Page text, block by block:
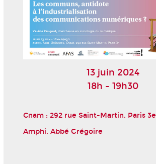
13 juin 2024
18h - 19h30
Cnam : 292 rue Saint-Martin, Paris 3e
Amphi. Abbé Grégoire